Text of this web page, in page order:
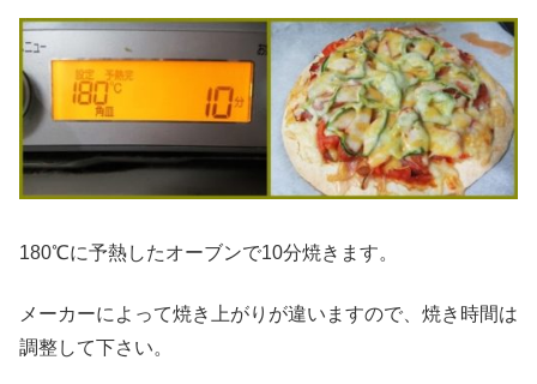
180℃に予熱したオーブンで10分焼きます。
メーカーによって焼き上がりが違いますので、焼き時間は
調整して下さい。